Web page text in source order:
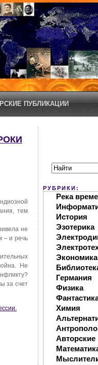
ПУБЛИКАЦИИ
тем
не
– и речь
Не
за счет
РУБРИКИ:
Река
История
Эзотерика
Экономика
Германия
Физика
Химия
Авторские